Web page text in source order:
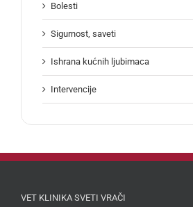
Bolesti
Sigurnost, saveti
Ishrana kućnih ljubimaca
Intervencije
VET KLINIKA SVETI VRAČI